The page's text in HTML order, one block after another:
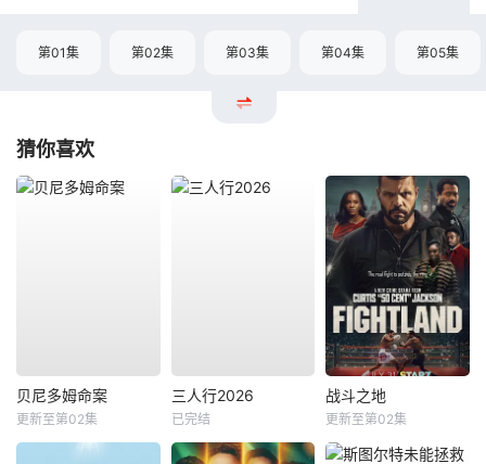
第01集 第02集 第03集 第04集 第05集
猜你喜欢
贝尼多姆命案
更新至第02集
三人行2026
已完结
战斗之地
更新至第02集